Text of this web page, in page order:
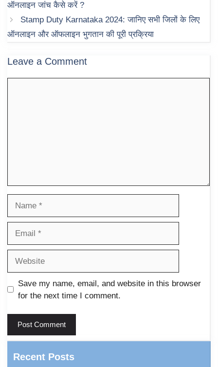
ऑनलाइन जांच कैसे करें ?
Stamp Duty Karnataka 2024: जानिए सभी जिलों के लिए
ऑनलाइन और ऑफलाइन भुगतान की पूरी प्रक्रिया
Leave a Comment
Save my name, email, and website in this browser
for the next time I comment.
Recent Posts